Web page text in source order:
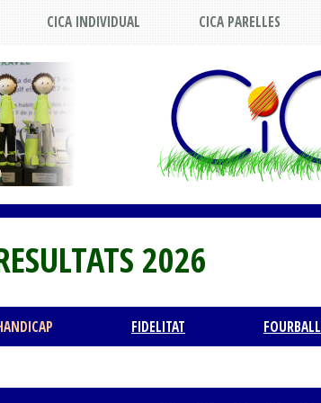
CICA INDIVIDUAL CICA PARELLES
2026
FIDELITAT FOURBALL